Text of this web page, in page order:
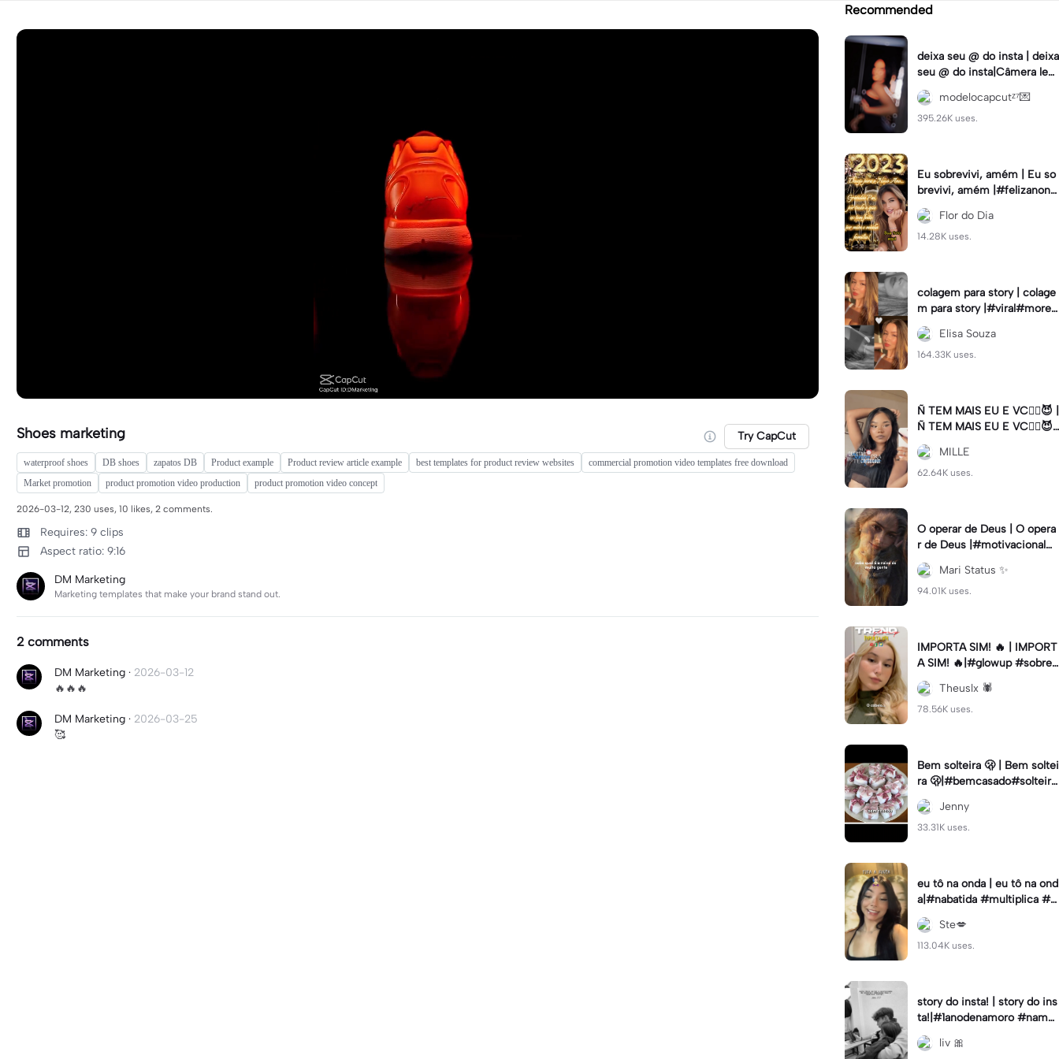
Shoes marketing Try CapCut
waterproof shoes DB shoes zapatos DB Product example Product review article example best templates for product review websites
commercial promotion video templates free download
Market promotion
product promotion video production product promotion video concept
2026-03-12, 230 uses, 10 likes, 2 comments.
Requires: 9 clips
Aspect ratio: 9:16
DM Marketing
Marketing templates that make your brand stand out.
2 comments
DM Marketing · 2026-03-12
🔥🔥🔥
DM Marketing · 2026-03-25
🥰
Recommended
deixa seu @ do insta | deixa
seu @ do insta|Câmera lent
a #fyp #viral #trend #fyp
ツ⁠
modelocapcutᶻ⁷💌
395.26K uses.
Eu sobrevivi, amém | Eu so
brevivi, amém |#felizanono
#feliz2023
Flor do Dia
14.28K uses.
colagem para story | colage
m para story |#viral#moren
a#instastory#colagemdefo
tos#instaElisa Souza
164.33K uses.
Ñ TEM MAIS EU E VC😮‍💨😈 |
Ñ TEM MAIS EU E VC😮‍💨😈|
#naotemmaiseuevc #letras
dinamica #slow
MILLE
62.64K uses.
O operar de Deus | O opera
r de Deus |#motivacional#
deus#cristao#fe#viral
Mari Status ✨️
94.01K uses.
IMPORTA SIM! 🔥 | IMPORT
A SIM! 🔥|#glowup #sobre
mim #viralcut #importasi
m ✨ Theuslx 🕷️
78.56K uses.
Bem solteira 🫢 | Bem soltei
ra 🫢|#bemcasado#solteira
#trendtiktok#i5#viral
Jenny
33.31K uses.
eu tô na onda | eu tô na ond
a|#nabatida #multiplica #e
feitos #efeitoscapcut #vira
lcut
Ste💋
113.04K uses.
story do insta! | story do ins
ta!|#1anodenamoro #namor
o #storynamorados
liv 🎀